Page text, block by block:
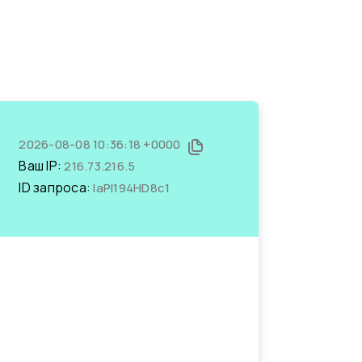
2026-08-08 10:36:18 +0000
Ваш IP:216.73.216.5
ID запроса:IaPI194HD8c1